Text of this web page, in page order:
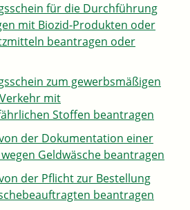
für die Durchführung
mit Biozid-Produkten oder
beantragen oder
zum gewerbsmäßigen
mit
Stoffen beantragen
der Dokumentation einer
Geldwäsche beantragen
der Pflicht zur Bestellung
beantragen